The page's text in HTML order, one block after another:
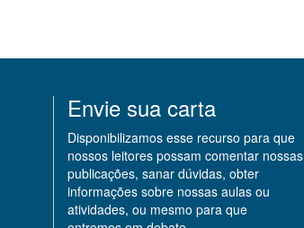
Envie sua carta
Disponibilizamos esse recurso para que
nossos leitores possam comentar nossas
publicações, sanar dúvidas, obter
informações sobre nossas aulas ou
atividades, ou mesmo para que